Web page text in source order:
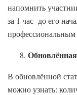
напомнить
за 1 час до его
профессиональным
В обновлённой
можно узнать: